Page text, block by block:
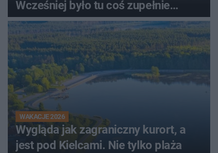
Wcześniej było tu coś zupełnie
innego
WAKACJE 2026
Wygląda jak zagraniczny kurort, a
jest pod Kielcami. Nie tylko plaża